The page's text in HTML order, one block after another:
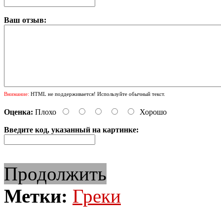
Ваш отзыв:
Внимание: HTML не поддерживается! Используйте обычный текст.
Оценка: Плохо Хорошо
Введите код, указанный на картинке:
Продолжить
Метки: Греки